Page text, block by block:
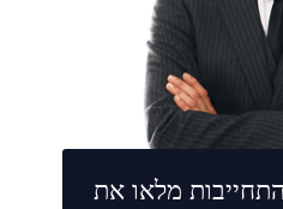
מלאו את